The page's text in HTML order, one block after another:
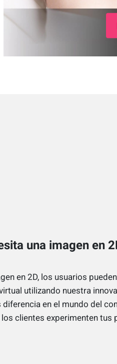
una imagen en
en 2D, los usuarios
utilizando nuestra
en el mundo del
clientes experimenten tus